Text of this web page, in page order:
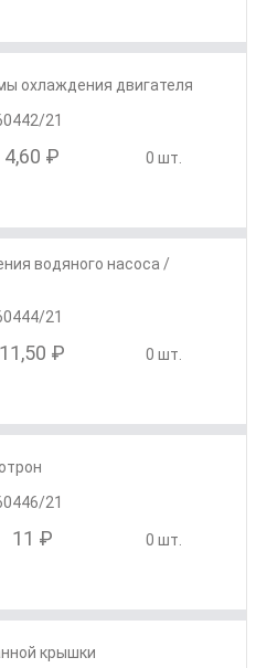
охлаждения двигателя
21
4,60 ₽ 0 шт.
водяного насоса /
21
11,50 ₽ 0 шт.
21
11 ₽ 0 шт.
крышки